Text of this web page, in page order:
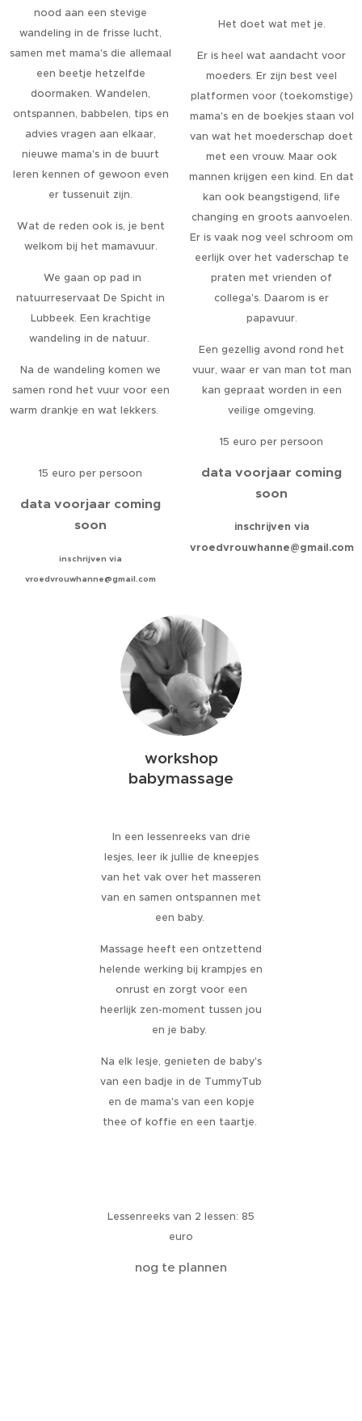
nood aan een stevige
wandeling in de frisse lucht,
samen met mama's die allemaal
een beetje hetzelfde
doormaken. Wandelen,
ontspannen, babbelen, tips en
advies vragen aan elkaar,
nieuwe mama's in de buurt
leren kennen of gewoon even
er tussenuit zijn.
Wat de reden ook is, je bent
welkom bij het mamavuur.
We gaan op pad in
natuurreservaat De Spicht in
Lubbeek. Een krachtige
wandeling in de natuur.
Na de wandeling komen we
samen rond het vuur voor een
warm drankje en wat lekkers.
15 euro per persoon
data voorjaar coming
soon
inschrijven via
vroedvrouwhanne@gmail.com
Het doet wat met je.
Er is heel wat aandacht voor
moeders. Er zijn best veel
platformen voor (toekomstige)
mama's en de boekjes staan vol
van wat het moederschap doet
met een vrouw. Maar ook
mannen krijgen een kind. En dat
kan ook beangstigend, life
changing en groots aanvoelen.
Er is vaak nog veel schroom om
eerlijk over het vaderschap te
praten met vrienden of
collega's. Daarom is er
papavuur.
Een gezellig avond rond het
vuur, waar er van man tot man
kan gepraat worden in een
veilige omgeving.
15 euro per persoon
data voorjaar coming
soon
inschrijven via
vroedvrouwhanne@gmail.com
workshop
babymassage
In een lessenreeks van drie
lesjes, leer ik jullie de kneepjes
van het vak over het masseren
van en samen ontspannen met
een baby.
Massage heeft een ontzettend
helende werking bij krampjes en
onrust en zorgt voor een
heerlijk zen-moment tussen jou
en je baby.
Na elk lesje, genieten de baby's
van een badje in de TummyTub
en de mama's van een kopje
thee of koffie en een taartje.
Lessenreeks van 2 lessen: 85
euro
nog te plannen